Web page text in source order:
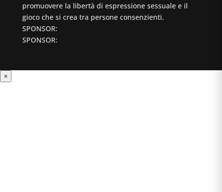
promuovere la libertà di espressione sessuale e il
gioco che si crea tra persone consenzienti.
SPONSOR:
SPONSOR:
×